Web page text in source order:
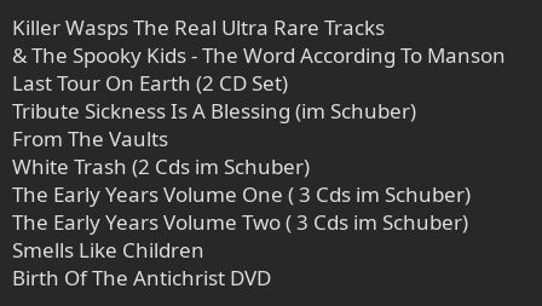
Killer Wasps The Real Ultra Rare Tracks
& The Spooky Kids - The Word According To Manson
Last Tour On Earth (2 CD Set)
Tribute Sickness Is A Blessing (im Schuber)
From The Vaults
White Trash (2 Cds im Schuber)
The Early Years Volume One ( 3 Cds im Schuber)
The Early Years Volume Two ( 3 Cds im Schuber)
Smells Like Children
Birth Of The Antichrist DVD